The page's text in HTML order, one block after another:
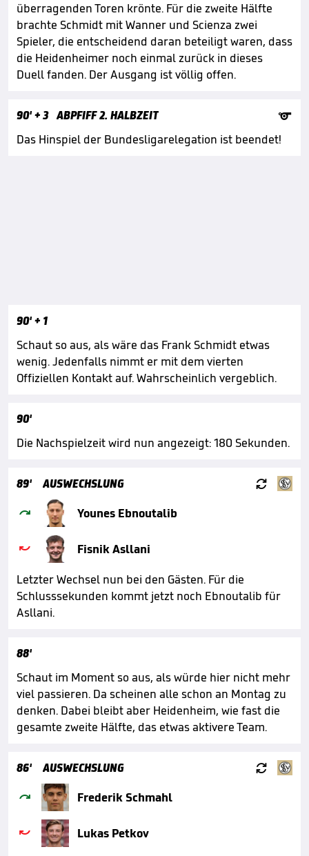
überragenden Toren krönte. Für die zweite Hälfte
brachte Schmidt mit Wanner und Scienza zwei
Spieler, die entscheidend daran beteiligt waren, dass
die Heidenheimer noch einmal zurück in dieses
Duell fanden. Der Ausgang ist völlig offen.
90'+ 3 ABPFIFF 2. HALBZEIT

Das Hinspiel der Bundesligarelegation ist beendet!
90'+ 1
Schaut so aus, als wäre das Frank Schmidt etwas
wenig. Jedenfalls nimmt er mit dem vierten
Offiziellen Kontakt auf. Wahrscheinlich vergeblich.
90'
Die Nachspielzeit wird nun angezeigt: 180 Sekunden.
89' AUSWECHSLUNG 
 Younes Ebnoutalib

Fisnik Asllani
Letzter Wechsel nun bei den Gästen. Für die
Schlusssekunden kommt jetzt noch Ebnoutalib für
Asllani.
88'
Schaut im Moment so aus, als würde hier nicht mehr
viel passieren. Da scheinen alle schon an Montag zu
denken. Dabei bleibt aber Heidenheim, wie fast die
gesamte zweite Hälfte, das etwas aktivere Team.
86' AUSWECHSLUNG 
 Frederik Schmahl

Lukas Petkov